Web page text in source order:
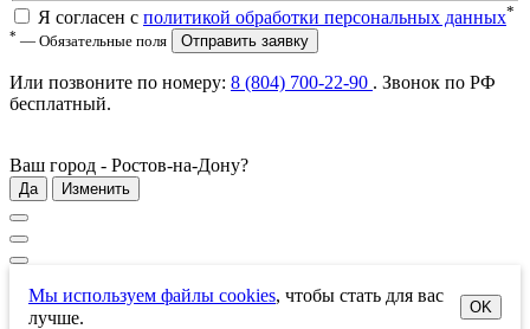
Я согласен с политикой обработки персональных данных*
* — Обязательные поля Отправить заявку
Или позвоните по номеру: 8 (804) 700-22-90 . Звонок по РФ
бесплатный.
Ваш город - Ростов-на-Дону?
Да Изменить
Мы используем файлы cookies, чтобы стать для вас
лучше.
OK